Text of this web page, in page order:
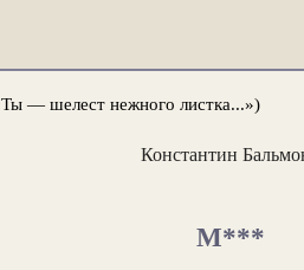
— шелест нежного листка...»)
Константин
М***